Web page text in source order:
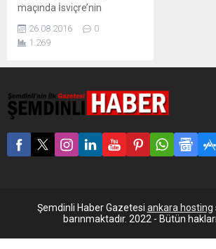
maçında İsviçre’nin
yenerek gruplara kalmayı
başardı. Fenerbahçe, UEFA
maçın rövanşında
deplasmanda İsviçre
temsilcisi Grasshopperss’ı 2-
0 yenerek gruplarda
mücadele etmeye hak
Stoch kaydetti.
26.08.2016
0
1.269
Şemdinli Haber Gazetesi ankara hosting
barınmaktadır. 2022 - Bütün hakları